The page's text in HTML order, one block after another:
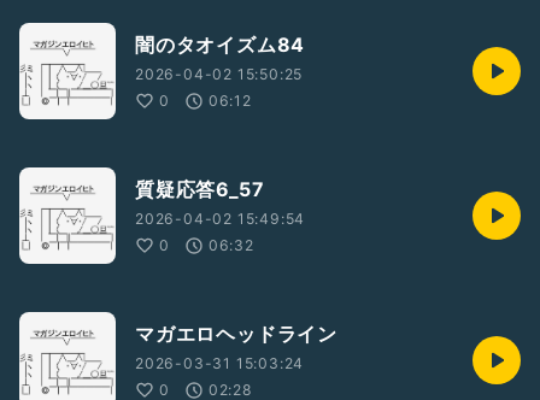
闇のタオイズム84
2026-04-02 15:50:25
0
06:12
質疑応答6_57
2026-04-02 15:49:54
0
06:32
マガエロヘッドライン
2026-03-31 15:03:24
0
02:28